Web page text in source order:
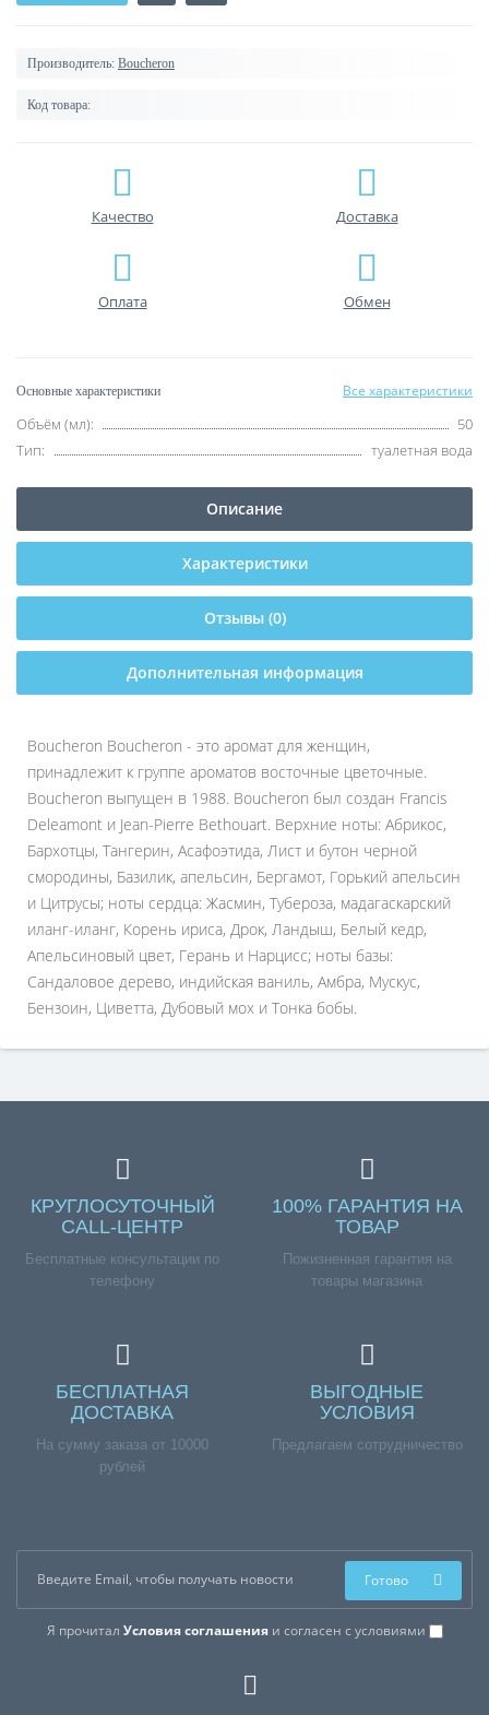
Производитель: Boucheron
Код товара:
Качество Доставка
Оплата Обмен
Основные характеристики Все характеристики
Объём (мл):
50
Тип:
туалетная вода
Описание
Характеристики
Отзывы (0)
Дополнительная информация
Boucheron Boucheron - это аромат для женщин,
принадлежит к группе ароматов восточные цветочные.
Boucheron выпущен в 1988. Boucheron был создан Francis
Deleamont и Jean-Pierre Bethouart. Верхние ноты: Абрикос,
Бархотцы, Тангерин, Асафоэтида, Лист и бутон черной
смородины, Базилик, апельсин, Бергамот, Горький апельсин
и Цитрусы; ноты сердца: Жасмин, Тубероза, мадагаскарский
иланг-иланг, Корень ириса, Дрок, Ландыш, Белый кедр,
Апельсиновый цвет, Герань и Нарцисс; ноты базы:
Сандаловое дерево, индийская ваниль, Амбра, Мускус,
Бензоин, Циветта, Дубовый мох и Тонка бобы.
КРУГЛОСУТОЧНЫЙ
CALL-ЦЕНТР
Бесплатные консультации по
телефону
100% ГАРАНТИЯ НА
ТОВАР
Пожизненная гарантия на
товары магазина
БЕСПЛАТНАЯ
ДОСТАВКА
На сумму заказа от 10000
рублей
ВЫГОДНЫЕ
УСЛОВИЯ
Предлагаем сотрудничество
Я прочитал Условия соглашенияи согласен с условиями
Готово